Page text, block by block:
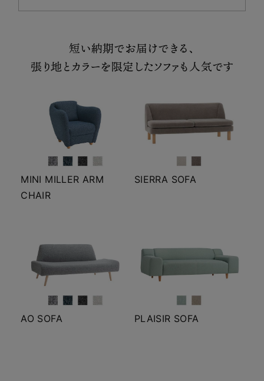
短い納期でお届けできる、
張り地とカラーを限定したソファも人気です
MINI MILLER ARM
CHAIR
SIERRA SOFA
AO SOFA PLAISIR SOFA